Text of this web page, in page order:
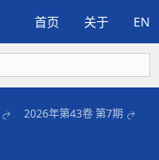
首页 关于 EN
2026年第43卷 第7期